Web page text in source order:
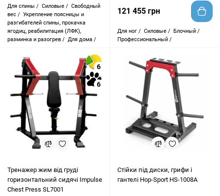
Для спины / Силовые / Свободный
вес / Укрепление поясницы и
разгибателей спины, прокачка
ягодиц, реабилитация (ЛФК),
разминка и разогрев / Для дома /
121 455 грн
Для ног / Силовые /
Блочный /
Профессиональный /
6
6
Тренажер жим від груді
горизонтальний сидячі Impulse
Chest Press SL7001
Стійки під диски, грифи і
гантелі Hop-Sport HS-1008A